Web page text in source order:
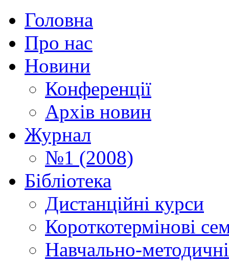
Головна
Про нас
Новини
Конференції
Архів новин
Журнал
№1 (2008)
Бібліотека
Дистанційні курси
Короткотермінові
Навчально-